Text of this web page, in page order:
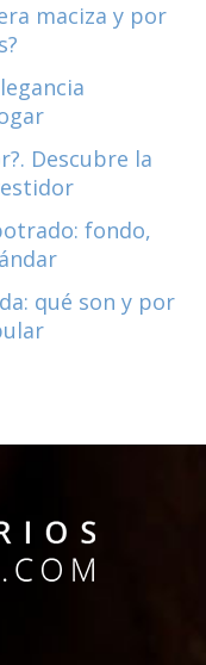
maciza y por
Descubre la
fondo,
qué son y por